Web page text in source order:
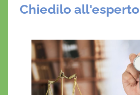
Chiedilo all'esperto